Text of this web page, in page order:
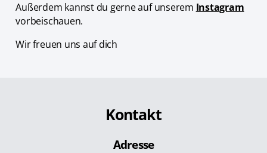
Außerdem kannst du gerne auf unserem Instagram
vorbeischauen.
Wir freuen uns auf dich
Kontakt
Adresse